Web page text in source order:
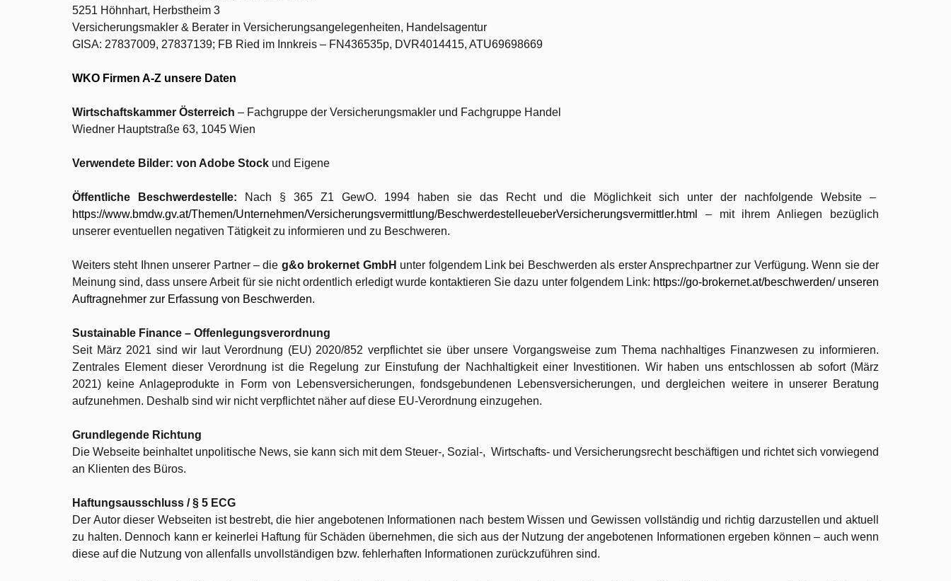
5251 Höhnhart, Herbstheim 3
Versicherungsmakler & Berater in Versicherungsangelegenheiten, Handelsagentur
GISA: 27837009, 27837139; FB Ried im Innkreis – FN436535p, DVR4014415, ATU69698669
WKO Firmen A-Z unsere Daten
Wirtschaftskammer Österreich – Fachgruppe der Versicherungsmakler und Fachgruppe Handel
Wiedner Hauptstraße 63, 1045 Wien
Verwendete Bilder: von Adobe Stock und Eigene
Öffentliche Beschwerdestelle:
Nach § 365 Z1 GewO. 1994 haben sie das Recht und die Möglichkeit sich unter der nachfolgende Website –
https://www.bmdw.gv.at/Themen/Unternehmen/Versicherungsvermittlung/BeschwerdestelleueberVersicherungsvermittler.html
– mit ihrem Anliegen bezüglich
unserer eventuellen negativen Tätigkeit zu informieren und zu Beschweren.
Weiters steht Ihnen unserer Partner – die g&o brokernet GmbH unter folgendem Link bei Beschwerden als erster Ansprechpartner zur Verfügung. Wenn sie der
Meinung sind, dass unsere Arbeit für sie nicht ordentlich erledigt wurde kontaktieren Sie dazu unter folgendem Link: https://go-brokernet.at/beschwerden/unseren
Auftragnehmer zur Erfassung von Beschwerden.
Sustainable Finance – Offenlegungsverordnung
Seit März 2021 sind wir laut Verordnung (EU) 2020/852 verpflichtet sie über unsere Vorgangsweise zum Thema nachhaltiges Finanzwesen zu informieren.
Zentrales Element dieser Verordnung ist die Regelung zur Einstufung der Nachhaltigkeit einer Investitionen. Wir haben uns entschlossen ab sofort (März
2021) keine Anlageprodukte in Form von Lebensversicherungen, fondsgebundenen Lebensversicherungen, und dergleichen weitere in unserer Beratung
aufzunehmen. Deshalb sind wir nicht verpflichtet näher auf diese EU-Verordnung einzugehen.
Grundlegende Richtung
Die Webseite beinhaltet unpolitische News, sie kann sich mit dem Steuer-, Sozial-, Wirtschafts- und Versicherungsrecht beschäftigen und richtet sich vorwiegend
an Klienten des Büros.
Haftungsausschluss / § 5 ECG
Der Autor dieser Webseiten ist bestrebt, die hier angebotenen Informationen nach bestem Wissen und Gewissen vollständig und richtig darzustellen und aktuell
zu halten. Dennoch kann er keinerlei Haftung für Schäden übernehmen, die sich aus der Nutzung der angebotenen Informationen ergeben können – auch wenn
diese auf die Nutzung von allenfalls unvollständigen bzw. fehlerhaften Informationen zurückzuführen sind.